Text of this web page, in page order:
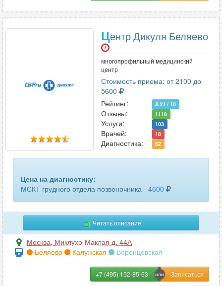
Центр Дикуля Беляево
многопрофильный медицинский
центр
Стоимость приема: от 2100 до
5600
Рейтинг:
9.21 / 10
Отзывы: 1118
Услуги: 103
Врачей: 18
Диагностика: 52
Цена на диагностику:
МСКТ грудного отдела позвоночника - 4600
Читать описание
Москва, Миклухо-Маклая д. 44А
Беляево
Калужская Воронцовская
+7 (495) 152-85-63